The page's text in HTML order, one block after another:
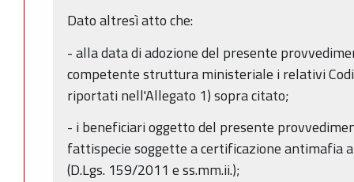
Dato altresì atto che:
- alla data di adozione del presente
competente struttura ministeriale i relativi
riportati nell'Allegato 1) sopra citato;
- i beneficiari oggetto del presente
fattispecie soggette a certificazione antimafia
(D.Lgs. 159/2011 e ss.mm.ii.);